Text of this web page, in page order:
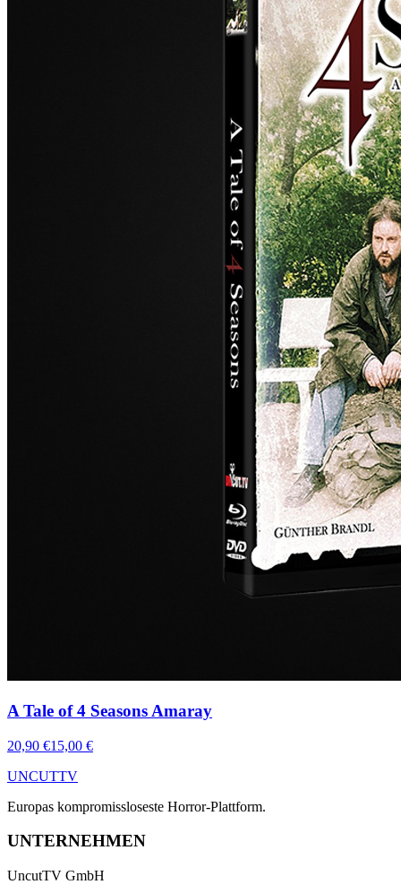
A Tale of 4 Seasons Amaray
20,90 €15,00 €
UNCUTTV
Europas kompromissloseste Horror-Plattform.
UNTERNEHMEN
UncutTV GmbH